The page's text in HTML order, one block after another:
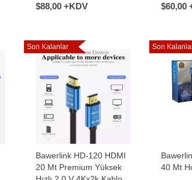
$88,00 +KDV $60,00
Son Kalanlar
Bawerlink HD-120 HDMI
20 Mt Premium Yüksek
Son
40 Mt